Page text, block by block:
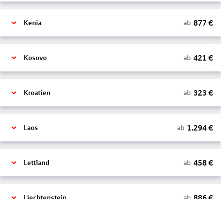
Kenia ab 877 €
Kosovo ab 421 €
Kroatien ab 323 €
Laos ab 1.294€
Lettland ab 458€
ab